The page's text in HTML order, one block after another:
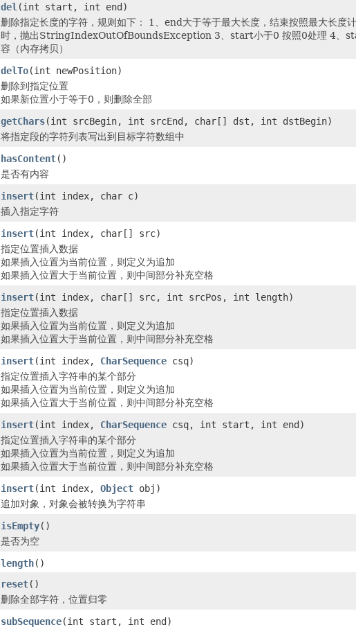
del (int start, int end)
删除指定长度的字符，规则如下： 1、end大于等于最大长度，结束按照最大长
时，抛出StringIndexOutOfBoundsException 3、start小于0 按照0处理 4、
容（内存拷贝）
delTo(int newPosition)
删除到指定位置
如果新位置小于等于0，则删除全部
getChars(int srcBegin, int srcEnd, char[] dst, int dstBegin)
将指定段的字符列表写出到目标字符数组中
hasContent()
是否有内容
insert(int index, char c)
插入指定字符
insert(int index, char[] src)
指定位置插入数据
如果插入位置为当前位置，则定义为追加
如果插入位置大于当前位置，则中间部分补充空格
insert(int index, char[] src, int srcPos, int length)
指定位置插入数据
如果插入位置为当前位置，则定义为追加
如果插入位置大于当前位置，则中间部分补充空格
insert(int index, CharSequence csq)
指定位置插入字符串的某个部分
如果插入位置为当前位置，则定义为追加
如果插入位置大于当前位置，则中间部分补充空格
insert(int index, CharSequence csq, int start, int end)
指定位置插入字符串的某个部分
如果插入位置为当前位置，则定义为追加
如果插入位置大于当前位置，则中间部分补充空格
insert(int index, Object obj)
追加对象，对象会被转换为字符串
isEmpty()
是否为空
length()
reset()
删除全部字符，位置归零
subSequence(int start, int end)